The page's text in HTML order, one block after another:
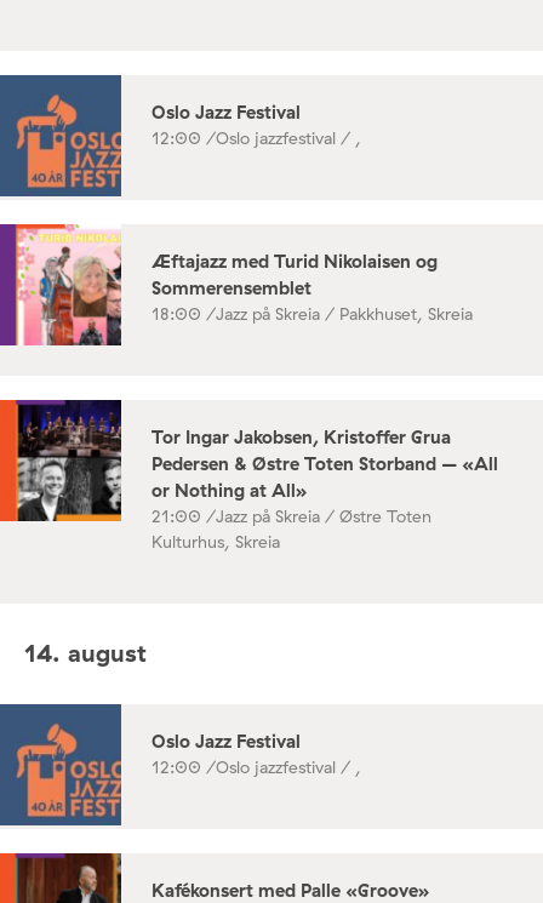
Oslo Jazz Festival
12:00 /Oslo jazzfestival / ,
Æftajazz med Turid Nikolaisen og
Sommerensemblet
18:00 /Jazz på Skreia / Pakkhuset, Skreia
Tor Ingar Jakobsen, Kristoffer Grua
Pedersen & Østre Toten Storband – «All
or Nothing at All»
21:00 /Jazz på Skreia / Østre Toten
Kulturhus, Skreia
14. august
Oslo Jazz Festival
12:00 /Oslo jazzfestival / ,
Kafékonsert med Palle «Groove»